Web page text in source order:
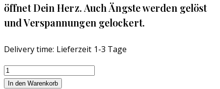
öffnet Dein Herz. Auch Ängste werden gelöst
und Verspannungen gelockert.
Delivery time: Lieferzeit 1-3 Tage
Banjara
Zimt
In den Warenkorb